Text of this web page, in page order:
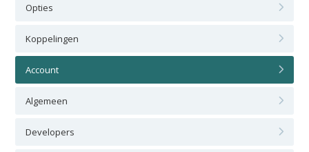
Opties
Koppelingen
Account
Algemeen
Developers